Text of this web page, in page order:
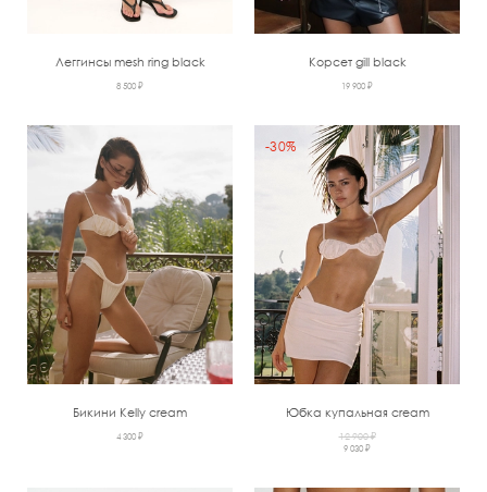
Леггинсы mesh ring black
8 500 ₽
Корсет gill black
19 900 ₽
‹ ›
Бикини Kelly cream
4 300 ₽
‹ ›
-30%
Юбка купальная cream
12 900 ₽
9 030 ₽